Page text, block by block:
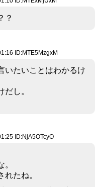
？
ID:MTE5MzgxM
いたいことはわかるけ
し。
ID:NjA5OTcyO
たね。